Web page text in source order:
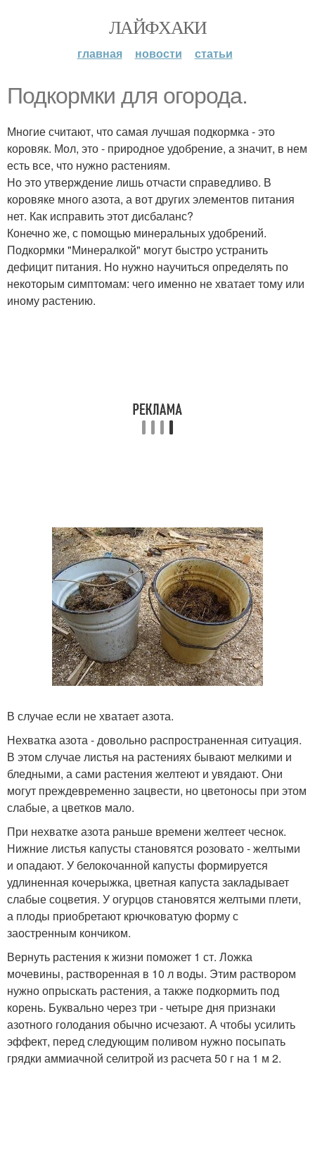
ЛАЙФХАКИ
главная новости статьи
Подкормки для огорода.
Многие считают, что самая лучшая подкормка - это
коровяк. Мол, это - природное удобрение, а значит, в нем
есть все, что нужно растениям.
Но это утверждение лишь отчасти справедливо. В
коровяке много азота, а вот других элементов питания
нет. Как исправить этот дисбаланс?
Конечно же, с помощью минеральных удобрений.
Подкормки "Минералкой" могут быстро устранить
дефицит питания. Но нужно научиться определять по
некоторым симптомам: чего именно не хватает тому или
иному растению.
В случае если не хватает азота.
Нехватка азота - довольно распространенная ситуация.
В этом случае листья на растениях бывают мелкими и
бледными, а сами растения желтеют и увядают. Они
могут преждевременно зацвести, но цветоносы при этом
слабые, а цветков мало.
При нехватке азота раньше времени желтеет чеснок.
Нижние листья капусты становятся розовато - желтыми
и опадают. У белокочанной капусты формируется
удлиненная кочерыжка, цветная капуста закладывает
слабые соцветия. У огурцов становятся желтыми плети,
а плоды приобретают крючковатую форму с
заостренным кончиком.
Вернуть растения к жизни поможет 1 ст. Ложка
мочевины, растворенная в 10 л воды. Этим раствором
нужно опрыскать растения, а также подкормить под
корень. Буквально через три - четыре дня признаки
азотного голодания обычно исчезают. А чтобы усилить
эффект, перед следующим поливом нужно посыпать
грядки аммиачной селитрой из расчета 50 г на 1 м 2.